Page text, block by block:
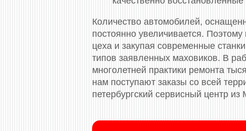
Количество автомобилей,
постоянно увеличивается.
цеха и закупая современные
типов заявленных маховиков. В
многолетней практики ремонта
нам поступают заказы со всей
петербургский сервисный центр